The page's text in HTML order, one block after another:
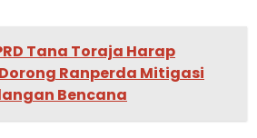
Tana Toraja Harap
Ranperda Mitigasi
Bencana